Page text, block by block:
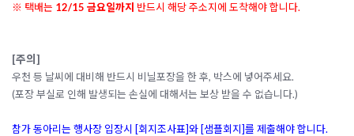
※ 택배는 12/15 금요일까지 반드시 해당 주소지에 도착해야 합니다.
[주의]
우천 등 날씨에 대비해 반드시 비닐포장을 한 후, 박스에 넣어주세요.
(포장 부실로 인해 발생되는 손실에 대해서는 보상 받을 수 없습니다.)
참가 동아리는 행사장 입장시 [회지조사표]와 [샘플회지]를 제출해야 합니다.